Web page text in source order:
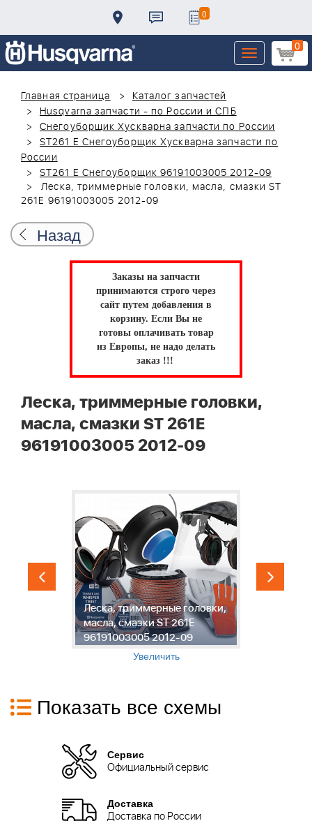
0
0
Toggle
navigation
Главная страница
Каталог запчастей
Husqvarna запчасти - по России и СПБ
Снегоуборщик Хускварна запчасти по России
ST261 E Снегоуборщик Хускварна запчасти по
России
ST261 E Снегоуборщик 96191003005 2012-09
Леска, триммерные головки, масла, смазки ST
261E 96191003005 2012-09
Назад
Заказы на запчасти
принимаются строго через
сайт путем добавления в
корзину. Если Вы не
готовы оплачивать товар
из Европы, не надо делать
заказ !!!
Леска, триммерные головки,
масла, смазки ST 261E
96191003005 2012-09
Леска, триммерные головки,
масла, смазки ST 261E
96191003005 2012-09
Увеличить
Показать все схемы
Сервис
Официальный сервис
Доставка
Доставка по России